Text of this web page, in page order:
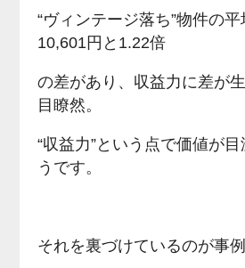
“ヴィンテージ落ち”物件の
10,601円と1.22倍
の差があり、収益力に差が
目瞭然。
“収益力”という点で価値が
うです。
それを裏づけているのが事